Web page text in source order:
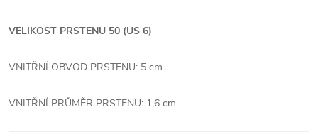
VELIKOST PRSTENU 50 (US 6)
VNITŘNÍ OBVOD PRSTENU: 5 cm
VNITŘNÍ PRŮMĚR PRSTENU: 1,6 cm